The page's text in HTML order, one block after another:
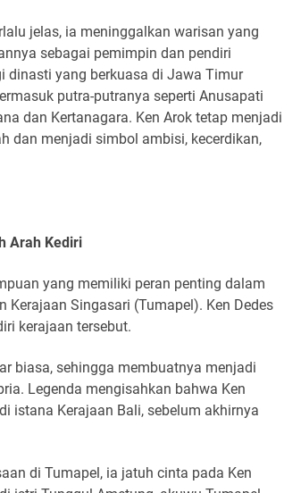
jelas, ia meninggalkan warisan yang
sebagai pemimpin dan pendiri
dinasti yang berkuasa di Jawa Timur
putra-putranya seperti Anusapati
dan Kertanagara. Ken Arok tetap menjadi
dan menjadi simbol ambisi, kecerdikan,
Arah Kediri
yang memiliki peran penting dalam
Singasari (Tumapel). Ken Dedes
kerajaan tersebut.
biasa, sehingga membuatnya menjadi
Legenda mengisahkan bahwa Ken
istana Kerajaan Bali, sebelum akhirnya
di Tumapel, ia jatuh cinta pada Ken